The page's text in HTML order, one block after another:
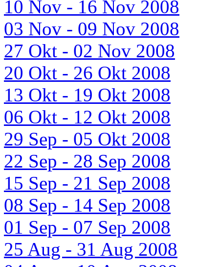
10 Nov - 16 Nov 2008
03 Nov - 09 Nov 2008
27 Okt - 02 Nov 2008
20 Okt - 26 Okt 2008
13 Okt - 19 Okt 2008
06 Okt - 12 Okt 2008
29 Sep - 05 Okt 2008
22 Sep - 28 Sep 2008
15 Sep - 21 Sep 2008
08 Sep - 14 Sep 2008
01 Sep - 07 Sep 2008
25 Aug - 31 Aug 2008